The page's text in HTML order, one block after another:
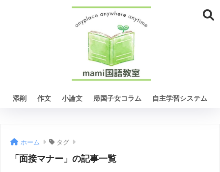
添削 作文 小論文 帰国子女コラム 自主学習システム
ホーム タグ
「面接マナー」の記事一覧